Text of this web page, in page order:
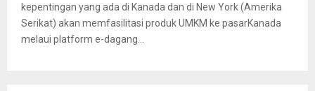
kepentingan yang ada di Kanada dan di New York (Amerika
Serikat) akan memfasilitasi produk UMKM ke pasarKanada
melaui platform e-dagang...